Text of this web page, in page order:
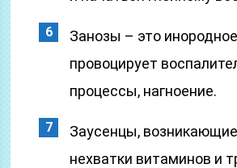
Занозы – это
провоцирует
процессы, нагноение.
Заусенцы,
нехватки витаминов и